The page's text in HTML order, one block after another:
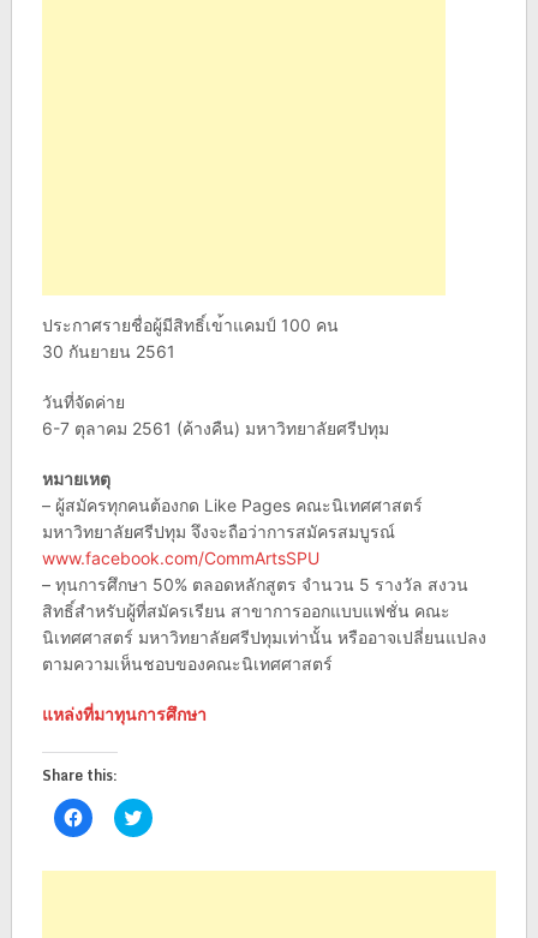
ประกาศรายชื่อผู้มีสิทธิ์เข้าแคมป์ 100 คน
30 กันยายน 2561
วันที่จัดค่าย
6-7 ตุลาคม 2561 (ค้างคืน) มหาวิทยาลัยศรีปทุม
หมายเหตุ
– ผู้สมัครทุกคนต้องกด Like Pages คณะนิเทศศาสตร์
มหาวิทยาลัยศรีปทุม จึงจะถือว่าการสมัครสมบูรณ์
www.facebook.com/CommArtsSPU
– ทุนการศึกษา 50% ตลอดหลักสูตร จำนวน 5 รางวัล สงวน
สิทธิ์สำหรับผู้ที่สมัครเรียน สาขาการออกแบบแฟชั่น คณะ
นิเทศศาสตร์ มหาวิทยาลัยศรีปทุมเท่านั้น หรืออาจเปลี่ยนแปลง
ตามความเห็นชอบของคณะนิเทศศาสตร์
แหล่งที่มาทุนการศึกษา
Share this:
Click
to
Facebook
Click
to
Twitter